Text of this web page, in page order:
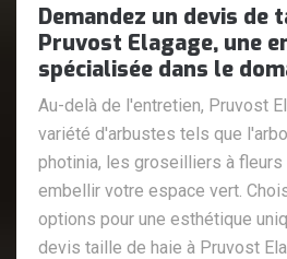
Demandez un devis de
Pruvost Elagage, une
spécialisée dans le
Au-delà de l'entretien, Pruvost
variété d'arbustes tels que
photinia, les groseilliers à fleurs
embellir votre espace vert.
options pour une esthétique
devis taille de haie à Pruvost